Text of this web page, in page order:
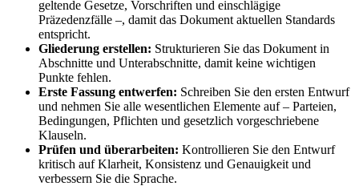
geltende Gesetze, Vorschriften und einschlägige
Präzedenzfälle –, damit das Dokument aktuellen Standards
entspricht.
Gliederung erstellen: Strukturieren Sie das Dokument in
Abschnitte und Unterabschnitte, damit keine wichtigen
Punkte fehlen.
Erste Fassung entwerfen: Schreiben Sie den ersten Entwurf
und nehmen Sie alle wesentlichen Elemente auf – Parteien,
Bedingungen, Pflichten und gesetzlich vorgeschriebene
Klauseln.
Prüfen und überarbeiten: Kontrollieren Sie den Entwurf
kritisch auf Klarheit, Konsistenz und Genauigkeit und
verbessern Sie die Sprache.